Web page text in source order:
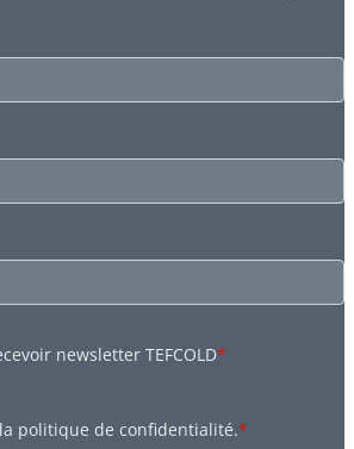
newsletter TEFCOLD*
politique de confidentialité.*